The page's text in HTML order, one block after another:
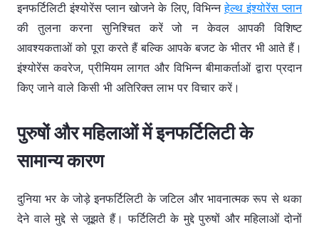
इनफर्टिलिटी इंश्योरेंस प्लान खोजने के लिए, विभिन्नहेल्थ इंश्योरेंस प्लान
की तुलना करना सुनिश्चित करें जो न केवल आपकी विशिष्ट
आवश्यकताओं को पूरा करते हैं बल्कि आपके बजट के भीतर भी आते हैं।
इंश्योरेंस कवरेज, प्रीमियम लागत और विभिन्न बीमाकर्ताओं द्वारा प्रदान
किए जाने वाले किसी भी अतिरिक्त लाभ पर विचार करें।
पुरुषों और महिलाओं में इनफर्टिलिटी के
सामान्य कारण
दुनिया भर के जोड़े इनफर्टिलिटी के जटिल और भावनात्मक रूप से थका
देने वाले मुद्दे से जूझते हैं। फर्टिलिटी के मुद्दे पुरुषों और महिलाओं दोनों